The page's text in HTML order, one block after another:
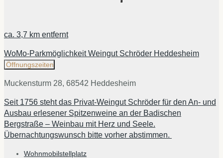
ca. 3,7 km entfernt
WoMo-Parkmöglichkeit Weingut Schröder Heddesheim
Öffnungszeiten
Muckensturm 28, 68542 Heddesheim
Seit 1756 steht das Privat-Weingut Schröder für den An- und
Ausbau erlesener Spitzenweine an der Badischen
Bergstraße – Weinbau mit Herz und Seele.
Übernachtungswunsch bitte vorher abstimmen.
Wohnmobilstellplatz